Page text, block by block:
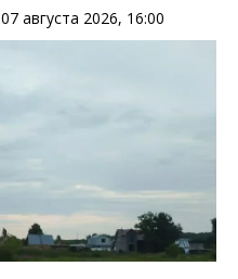
07 августа 2026, 16:00